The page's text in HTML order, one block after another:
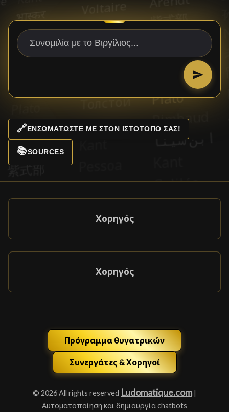
🔗ΕΝΣΩΜΑΤΏΣΤΕ ΜΕ ΣΤΟΝ ΙΣΤΌΤΟΠΌ ΣΑΣ!
📚SOURCES
Χορηγός
Χορηγός
Πρόγραμμα θυγατρικών
Συνεργάτες & Χορηγοί
© 2026 All rights reserved Ludomatique.com |
Αυτοματοποίηση και δημιουργία chatbots